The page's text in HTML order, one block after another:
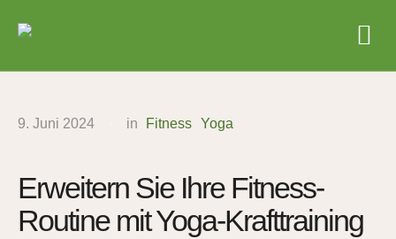
9. Juni 2024 in Fitness Yoga
Erweitern Sie Ihre Fitness-
Routine mit Yoga-Krafttraining